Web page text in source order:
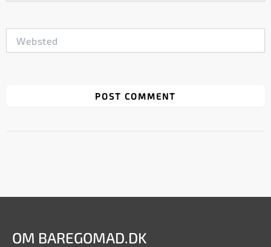
OM BAREGOMAD.DK